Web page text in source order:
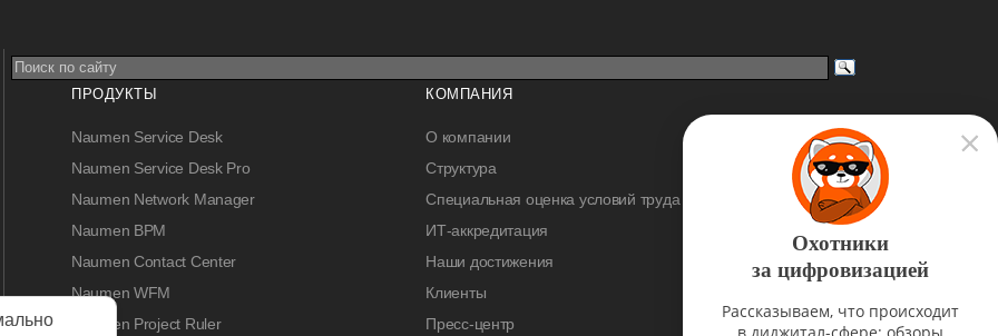
ПРОДУКТЫ
Naumen Service Desk
Naumen Service Desk Pro
Naumen Network Manager
Naumen BPM
Naumen Contact Center
Naumen WFM
Naumen Project Ruler
КОМПАНИЯ
О компании
Структура
Специальная оценка условий труда
ИТ-аккредитация
Наши достижения
Клиенты
Пресс-центр
Охотники
за цифровизацией
Рассказываем, что происходит